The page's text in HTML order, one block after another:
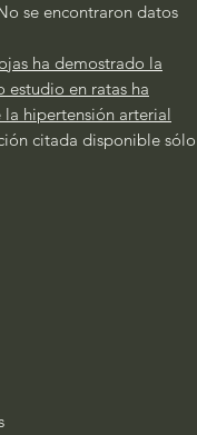
se encontraron datos
ha demostrado la
en ratas ha
hipertensión arterial
citada disponible sólo